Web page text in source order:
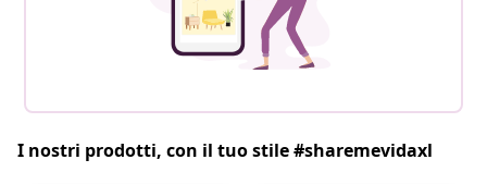
I nostri prodotti, con il tuo stile #sharemevidaxl